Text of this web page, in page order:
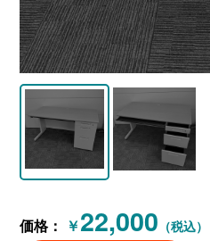
価格： ￥22,000 （税込）